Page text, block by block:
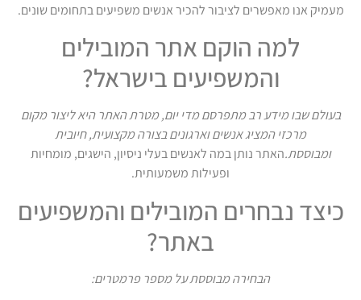
מעמיק אנו מאפשרים לציבור להכיר אנשים משפיעים בתחומים שונים.
למה הוקם אתר המובילים
והמשפיעים בישראל?
בעולם שבו מידע רב מתפרסם מדי יום, מטרת האתר היא ליצור מקום
מרכזי המציג אנשים וארגונים בצורה מקצועית, חיובית
ומבוססת.האתר נותן במה לאנשים בעלי ניסיון, הישגים, מומחיות
ופעילות משמעותית.
כיצד נבחרים המובילים והמשפיעים
באתר?
הבחירה מבוססת על מספר פרמטרים: